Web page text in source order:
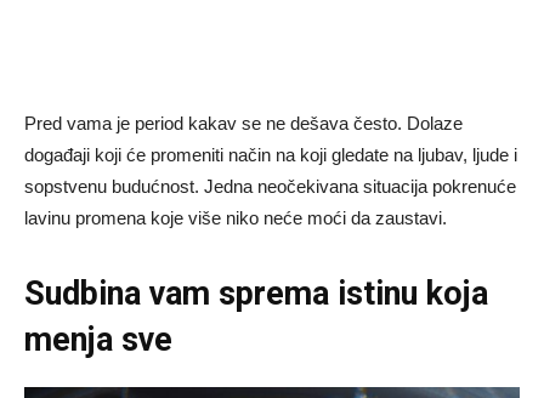
Pred vama je period kakav se ne dešava često. Dolaze
događaji koji će promeniti način na koji gledate na ljubav, ljude i
sopstvenu budućnost. Jedna neočekivana situacija pokrenuće
lavinu promena koje više niko neće moći da zaustavi.
Sudbina vam sprema istinu koja
menja sve